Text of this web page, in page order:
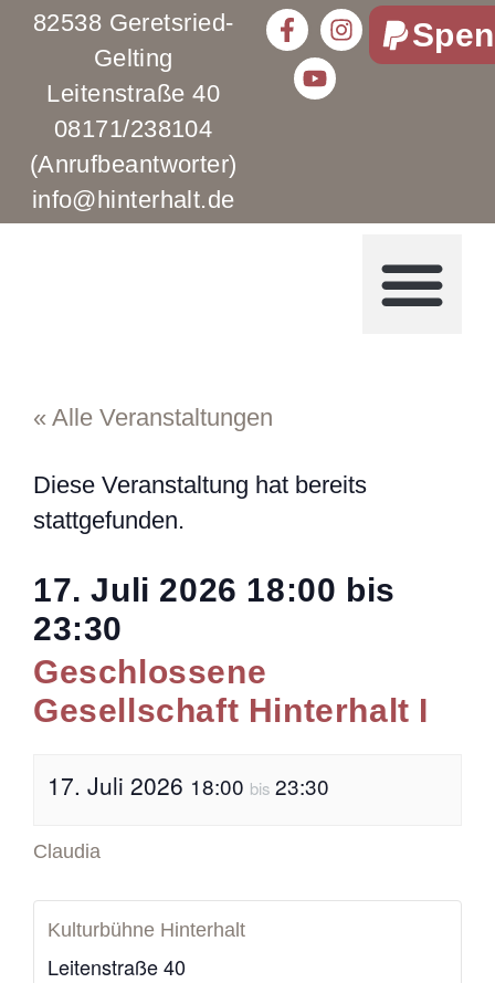
82538 Geretsried-
Gelting
Leitenstraße 40
08171/238104
(Anrufbeantworter)
info@hinterhalt.de
« Alle Veranstaltungen
Diese Veranstaltung hat bereits
stattgefunden.
17. Juli 2026 18:00 bis
23:30
Geschlossene
Gesellschaft Hinterhalt I
17. Juli 2026 18:00 bis 23:30
Claudia
Kulturbühne Hinterhalt
Leitenstraße 40